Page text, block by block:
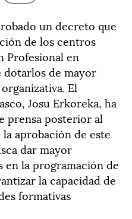
un decreto que
de los centros
Profesional en
dotarlos de mayor
El
Josu Erkoreka, ha
prensa posterior al
aprobación de este
dar mayor
en la programación de
la capacidad de
formativas